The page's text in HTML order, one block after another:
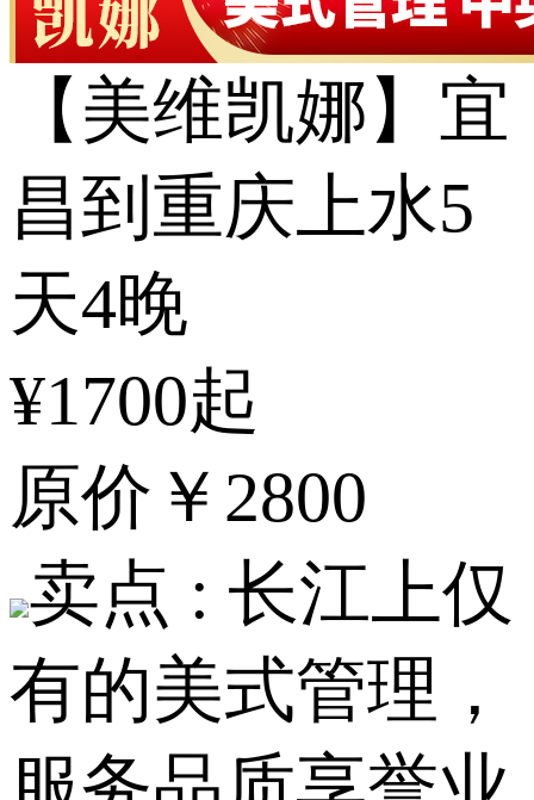
【美维凯娜】宜
昌到重庆上水5
天4晚
¥1700起
原价 ￥2800
卖点 : 长江上仅
有的美式管理，